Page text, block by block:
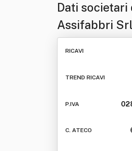
Dati societari
Assifabbri Srl
RICAVI
TREND RICAVI
P.IVA
C. ATECO